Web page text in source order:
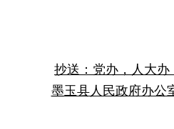
抄送： 党办，人大
墨玉县人民政府办公